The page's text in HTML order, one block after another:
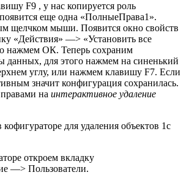
F9 , у нас копируется роль
еще одна «ПолныеПрава1».
щелчком мыши. Появится окно свойств
«Действия» —> «Установить все
нажмем ОК. Теперь сохраним
данных, для этого нажмем на синенький
углу, или нажмем клавишу F7. Если
значит конфигурация сохранилась.
на интерактивное удаление
откроем вкладку
—> Пользователи.